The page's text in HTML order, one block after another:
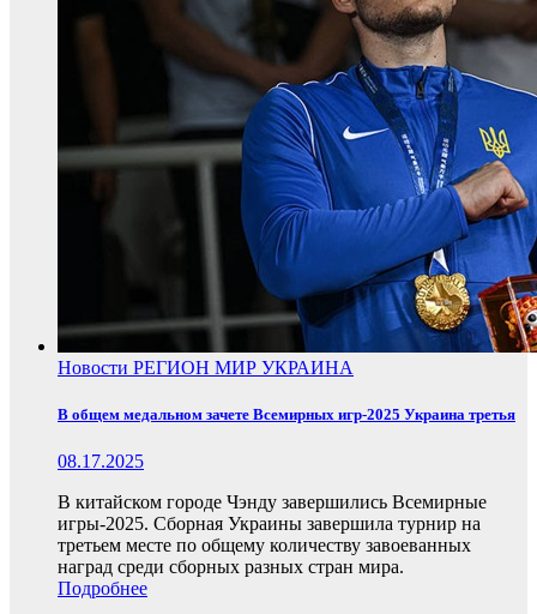
Новости РЕГИОН МИР УКРАИНА
В общем медальном зачете Всемирных игр-2025 Украина третья
08.17.2025
В китайском городе Чэнду завершились Всемирные
игры-2025. Сборная Украины завершила турнир на
третьем месте по общему количеству завоеванных
наград среди сборных разных стран мира.
Подробнее